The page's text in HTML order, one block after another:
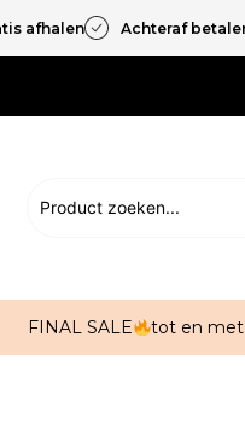
afhalen Achteraf
FINAL SALE tot en